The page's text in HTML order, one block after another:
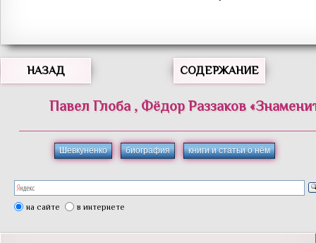
НАЗАД СОДЕРЖАНИЕ
Павел Глоба , Фёдор Раззаков«
Шевкуненко биография книги и статьи о нём
на сайте в интернете